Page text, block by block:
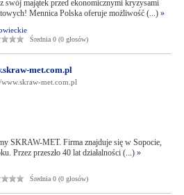
swój majątek przed ekonomicznymi kryzysami
Mennica Polska oferuje możliwość (...) »
Średnia 0 (0 głosów)
met.com.pl
met.com.pl
SKRAW-MET. Firma znajduje się w Sopocie,
Przez przeszło 40 lat działalności (...) »
Średnia 0 (0 głosów)